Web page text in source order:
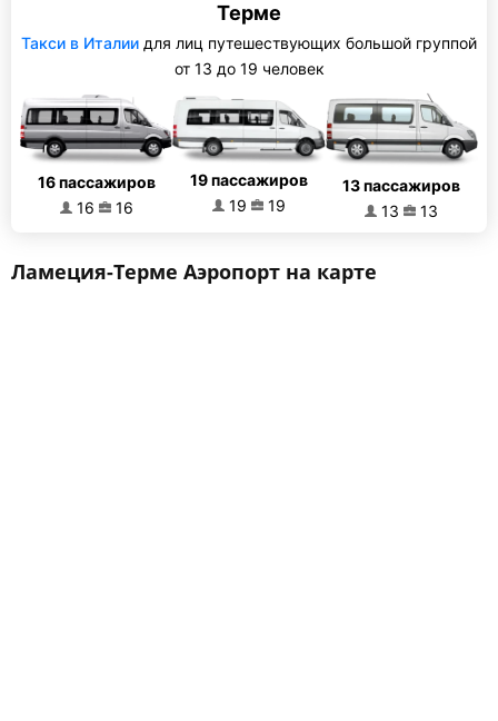
Терме
Такси в Италии для лиц путешествующих большой группой
от 13 до 19 человек
16 пассажиров
16
16
19 пассажиров
19
19
13 пассажиров
13
13
Ламеция-Терме Аэропорт на карте